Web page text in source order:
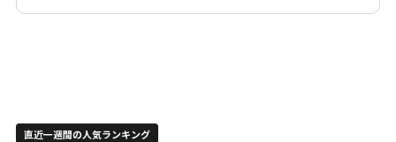
直近一週間の人気ランキング